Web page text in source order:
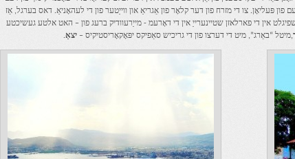
פּעליאָן. צו די מזרח פון דער קלאָר פון אַגריאַ און ווייַטער פון די לעהאָניאַ. דאס בערגל, אַז
אין די פארלאזן שטיינערייַ אין די דאָרעמ - מייַרעוודיק ברעג פון – האט אלטע געשיכטע
,מיטל “באַרג”, מיט די דערצו פון די גריכיש סאַפיקס יפּאָקאָריסטיקיס – יצאַ.